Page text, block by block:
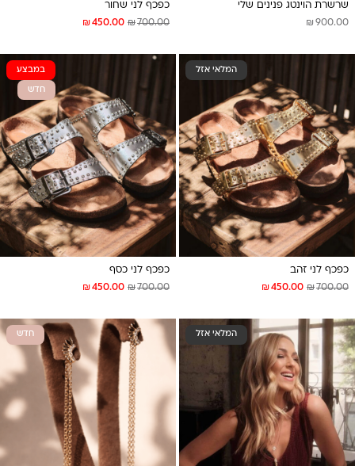
שרשרת הוינטג פנינים שלי
₪ 900.00
כפכף לני שחור
₪450.00 ₪700.00
המלאי אזל
כפכף לני זהב
₪450.00 ₪700.00
במבצע
חדש
כפכף לני כסף
₪450.00 ₪700.00
המלאי אזל חדש